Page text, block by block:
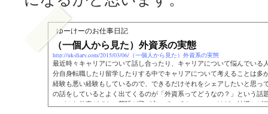
ゆーけーのお仕事日記
（一個人から見た）外資系の実態
http://uk-diary.com/2015/03/06/（一個人から見た）外資系の実態
最近時々キャリアについて話し合ったり、キャリアについて悩んでいる
分自身転職したり留学したりする中でキャリアについて考えることは多
経験も悪い経験もしているので、できるだけそれをシェアしたいと思っ
の話をしているとよく出てくるのが「外資系ってどうなの？」という話
ーバルな仕事ができ、英語が飛び交っていてカッコいいけど、結構シビ